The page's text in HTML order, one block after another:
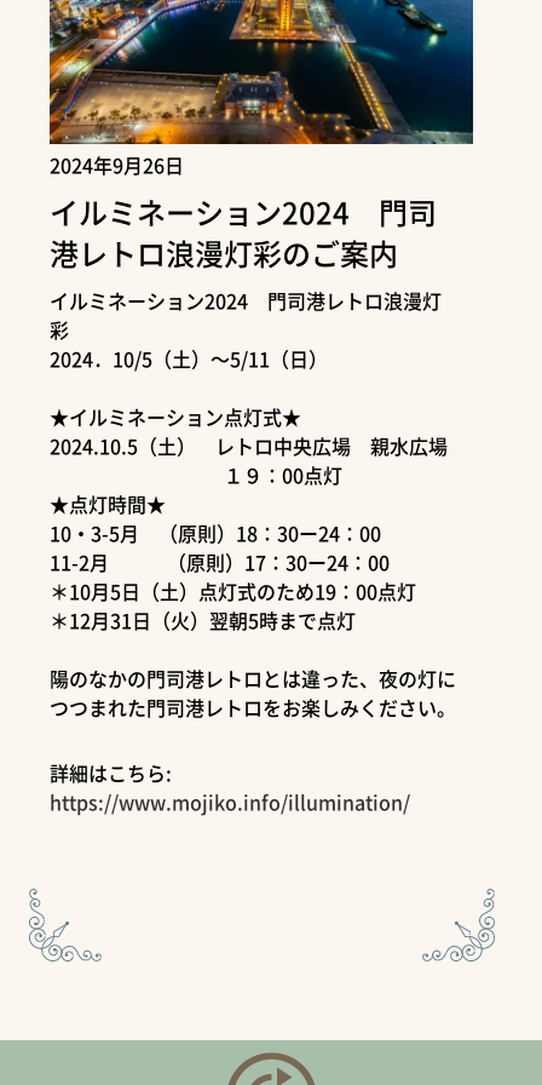
2024年9月26日
イルミネーション2024 門司
港レトロ浪漫灯彩のご案内
イルミネーション2024 門司港レトロ浪漫灯
彩
2024．10/5（土）～5/11（日）
★イルミネーション点灯式★
2024.10.5（土） レトロ中央広場 親水広場
１９：00点灯
★点灯時間★
10・3-5月 （原則）18：30ー24：00
11-2月 （原則）17：30ー24：00
＊10月5日（土）点灯式のため19：00点灯
＊12月31日（火）翌朝5時まで点灯
陽のなかの門司港レトロとは違った、夜の灯に
つつまれた門司港レトロをお楽しみください。
詳細はこちら:
https://www.mojiko.info/illumination/